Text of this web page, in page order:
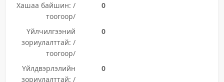
Хашаа байшин: /
тоогоор/
0
Үйлчилгээний
зориулалттай: /
тоогоор/
0
Үйлдвэрлэлийн
зориулалттай: /
0